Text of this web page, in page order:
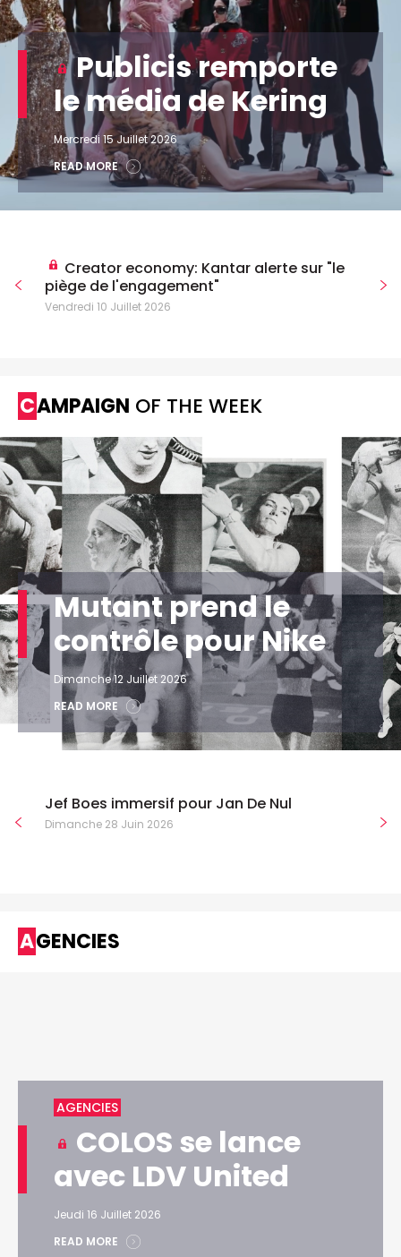
Publicis remporte
le média de Kering
Mercredi 15 Juillet 2026
READ MORE
Creator economy: Kantar alerte sur "le
piège de l'engagement"
Vendredi 10 Juillet 2026
CAMPAIGN OF THE WEEK
Mutant prend le
contrôle pour Nike
Dimanche 12 Juillet 2026
READ MORE
Jef Boes immersif pour Jan De Nul
Dimanche 28 Juin 2026
AGENCIES
AGENCIES
COLOS se lance
avec LDV United
Jeudi 16 Juillet 2026
READ MORE